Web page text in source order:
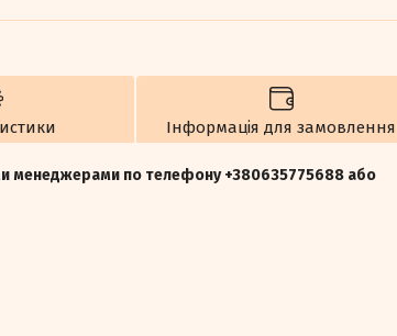
Інформація для замовлення
менеджерами по телефону +380635775688 або